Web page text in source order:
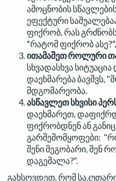
ამოცნობის
ეფექტური
ფიქრობ, რას გრძნობს
“რატომ ფიქრობ
ითამაშეთ როლური
სხვადასხვა სიტუაცია
დაეხმარება ბავშვს,
მდგომარეობა.
ასწავლეთ სხვისი
დაეხმარეთ,
ფიქრობდნენ ან
გარშემომყოფები:
შენი მეგობარი, შენ
დაგემალა?".
გახსოვდეთ, რომ